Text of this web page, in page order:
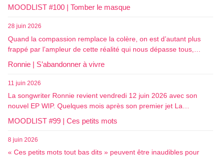
MOODLIST #100 | Tomber le masque
28 juin 2026
Quand la compassion remplace la colère, on est d’autant plus
frappé par l’ampleur de cette réalité qui nous dépasse tous,…
Ronnie | S’abandonner à vivre
11 juin 2026
La songwriter Ronnie revient vendredi 12 juin 2026 avec son
nouvel EP WIP. Quelques mois après son premier jet La…
MOODLIST #99 | Ces petits mots
8 juin 2026
« Ces petits mots tout bas dits » peuvent être inaudibles pour